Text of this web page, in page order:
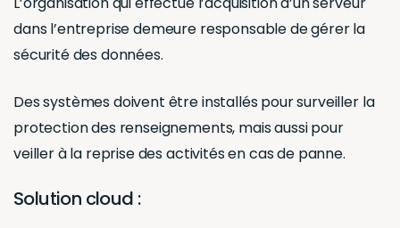
dans l’entreprise demeure responsable de gérer la
sécurité des données.
Des systèmes doivent être installés pour surveiller la
protection des renseignements, mais aussi pour
veiller à la reprise des activités en cas de panne.
Solution cloud :